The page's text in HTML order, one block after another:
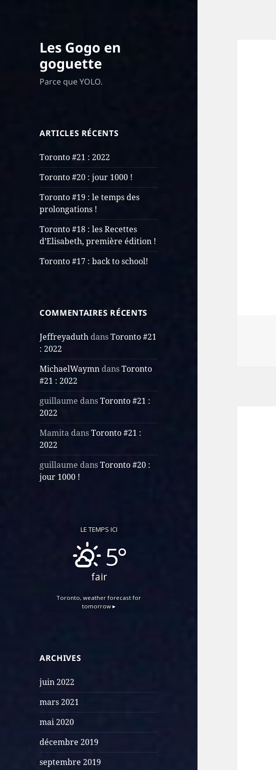
Les Gogo en
goguette
Parce que YOLO.
ARTICLES RÉCENTS
Toronto #21 : 2022
Toronto #20 : jour 1000 !
Toronto #19 : le temps des
prolongations !
Toronto #18 : les Recettes
d’Elisabeth, première édition !
Toronto #17 : back to school!
COMMENTAIRES RÉCENTS
Jeffreyaduth dansToronto #21
: 2022
MichaelWaymn dansToronto
#21 : 2022
guillaume dansToronto #21 :
2022
Mamita dansToronto #21 :
2022
guillaume dansToronto #20 :
jour 1000 !
LE TEMPS ICI
5°
fair
Toronto, weather forecast for
tomorrow ▸
ARCHIVES
juin 2022
mars 2021
mai 2020
décembre 2019
septembre 2019